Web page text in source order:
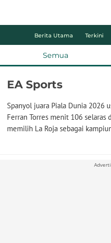
Berita Utama Terkini
Semua
EA Sports
Spanyol juara Piala Dunia 2026
Ferran Torres menit 106 selaras
memilih La Roja sebagai